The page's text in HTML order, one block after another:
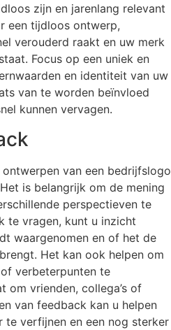
zijn en jarenlang relevant
een tijdloos ontwerp,
verouderd raakt en uw merk
Focus op een uniek en
en identiteit van uw
van te worden beïnvloed
kunnen vervagen.
van een bedrijfslogo
is belangrijk om de mening
perspectieven te
te vragen, kunt u inzicht
waargenomen en of het de
Het kan ook helpen om
verbeterpunten te
om vrienden, collega’s of
van feedback kan u helpen
verfijnen en een nog sterker